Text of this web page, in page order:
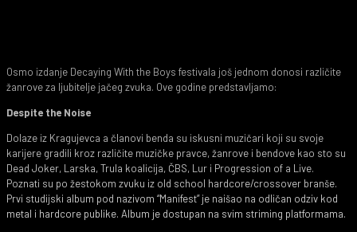
Osmo izdanje Decaying With the Boys festivala još jednom donosi različite
žanrove za ljubitelje jačeg zvuka. Ove godine predstavljamo:
Despite the Noise
Dolaze iz Kragujevca a članovi benda su iskusni muzičari koji su svoje
karijere gradili kroz različite muzičke pravce, žanrove i bendove kao sto su
Dead Joker, Larska, Trula koalicija, ČBS, Lur i Progression of a Live.
Poznati su po žestokom zvuku iz old school hardcore/crossover branše.
Prvi studijski album pod nazivom “Manifest” je naišao na odličan odziv kod
metal i hardcore publike. Album je dostupan na svim striming platformama.